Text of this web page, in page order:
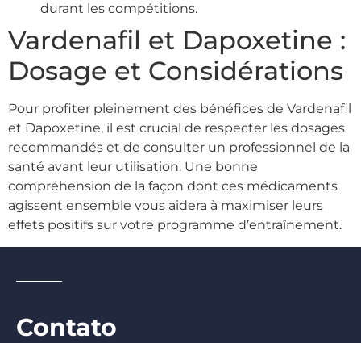
durant les compétitions.
Vardenafil et Dapoxetine :
Dosage et Considérations
Pour profiter pleinement des bénéfices de Vardenafil
et Dapoxetine, il est crucial de respecter les dosages
recommandés et de consulter un professionnel de la
santé avant leur utilisation. Une bonne
compréhension de la façon dont ces médicaments
agissent ensemble vous aidera à maximiser leurs
effets positifs sur votre programme d’entraînement.
Contato